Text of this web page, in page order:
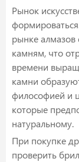
Рынок
рынке
камням, что
времени
камни
философией и
которые
натуральному.
При покупке
проверить